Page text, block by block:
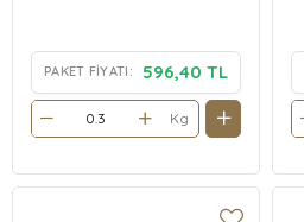
PAKET FIYATI: 596,40 TL
Kg